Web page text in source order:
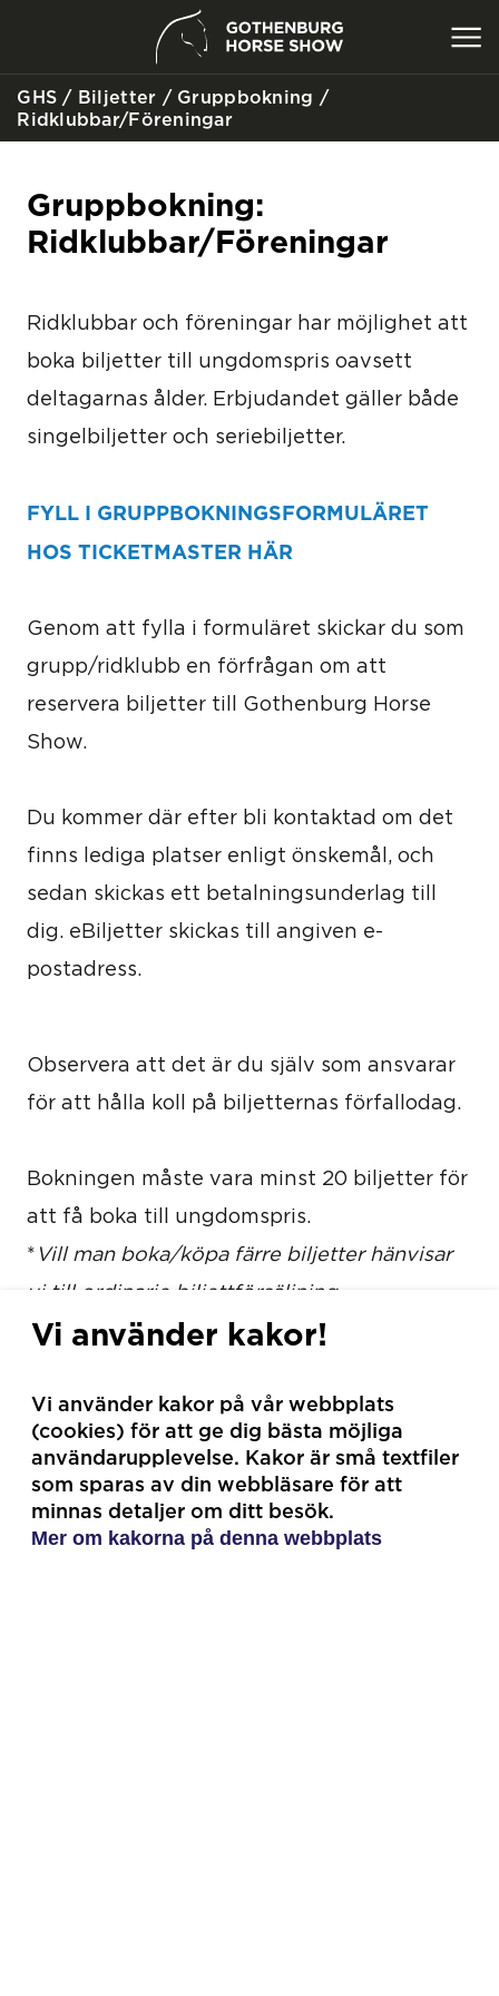
SÖK
GHS /Biljetter /Gruppbokning /
Ridklubbar/Föreningar
Gruppbokning:
Ridklubbar/Föreningar
Ridklubbar och föreningar har möjlighet att
boka biljetter till ungdomspris oavsett
deltagarnas ålder. Erbjudandet gäller både
singelbiljetter och seriebiljetter.
FYLL I GRUPPBOKNINGSFORMULÄRET
HOS TICKETMASTER HÄR
Genom att fylla i formuläret skickar du som
grupp/ridklubb en förfrågan om att
reservera biljetter till Gothenburg Horse
Show.
Du kommer där efter bli kontaktad om det
finns lediga platser enligt önskemål, och
sedan skickas ett betalningsunderlag till
dig. eBiljetter skickas till angiven e-
postadress.
Observera att det är du själv som ansvarar
för att hålla koll på biljetternas förfallodag.
Bokningen måste vara minst 20 biljetter för
att få boka till ungdomspris.
* Vill man boka/köpa färre biljetter hänvisar
vi till ordinarie biljettförsäljning.
www.ticketmaster.se
Vi använder kakor!
Vi använder kakor på vår webbplats
(cookies) för att ge dig bästa möjliga
användarupplevelse. Kakor är små textfiler
som sparas av din webbläsare för att
minnas detaljer om ditt besök.
Mer om kakorna på denna webbplats